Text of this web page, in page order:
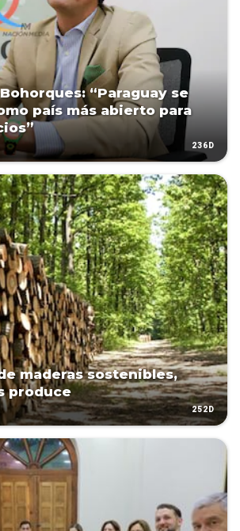
“Paraguay se
país más abierto para
236D
maderas sostenibles,
produce
252D